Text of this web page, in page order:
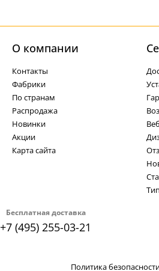
Бесплатная доставка
+7 (495) 255-03-21
О компании
Контакты
Фабрики
По странам
Распродажа
Новинки
Акции
Карта сайта
Политика